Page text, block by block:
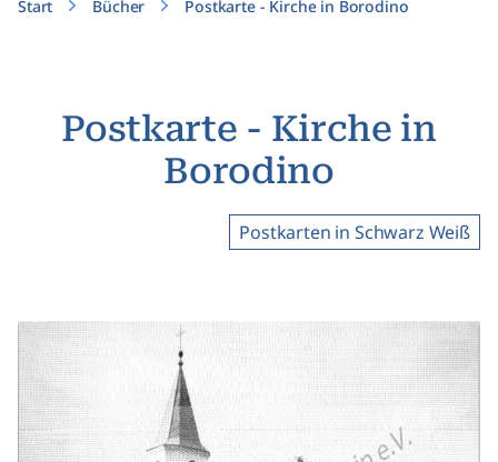
Start Bücher Postkarte - Kirche in Borodino
Postkarte - Kirche in
Borodino
Postkarten in Schwarz Weiß